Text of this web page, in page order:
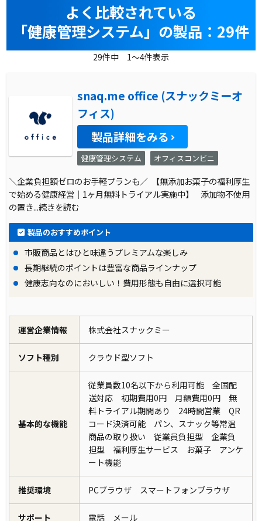
よく比較されている
「健康管理システム」の製品：29件
29件中 1～4件表示
snaq.me office (スナックミーオ
フィス)
製品詳細をみる
健康管理システム オフィスコンビニ
＼企業負担額ゼロのお手軽プランも／ 【無添加お菓子の福利厚生
で始める健康経営｜1ヶ月無料トライアル実施中】 添加物不使用
の置き...続きを読む
製品のおすすめポイント
市販商品とはひと味違うプレミアムな楽しみ
長期継続のポイントは豊富な商品ラインナップ
健康志向なのにおいしい！費用形態も自由に選択可能
運営企業情報 株式会社スナックミー
ソフト種別 クラウド型ソフト
基本的な機能
従業員数10名以下から利用可能 全国配
送対応 初期費用0円 月額費用0円 無
料トライアル期間あり 24時間営業 QR
コード決済可能 パン、スナック等常温
商品の取り扱い 従業員負担型 企業負
担型 福利厚生サービス お菓子 アンケ
ート機能
推奨環境 PCブラウザ スマートフォンブラウザ
サポート 電話 メール